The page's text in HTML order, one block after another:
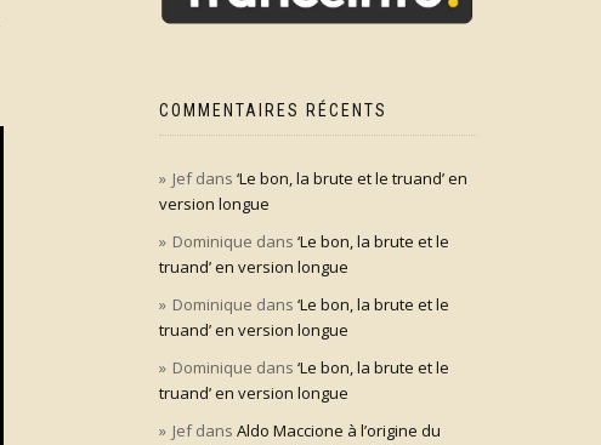
COMMENTAIRES RÉCENTS
Jefdans ‘Le bon, la brute et le truand’ en
version longue
Dominique dans ‘Le bon, la brute et le
truand’ en version longue
Dominique dans ‘Le bon, la brute et le
truand’ en version longue
Dominique dans ‘Le bon, la brute et le
truand’ en version longue
Jefdans Aldo Maccione à l’origine du